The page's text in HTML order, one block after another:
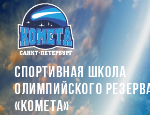
СПОРТИВНАЯ ШКОЛА
ОЛИМПИЙСКОГО
«КОМЕТА»